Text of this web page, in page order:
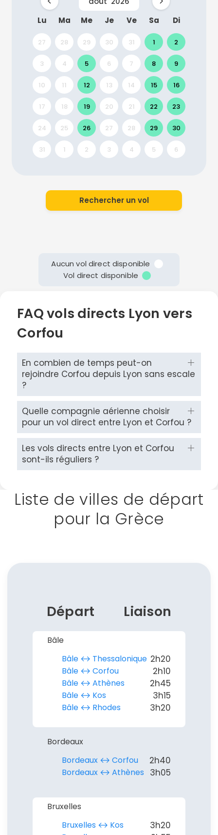
Lu
Ma Me Je Ve Sa Di
27 28 29 30 31 1 2
3 4 5 6 7 8 9
10 11 12 13 14 15 16
17 18 19 20 21 22 23
24 25 26 27 28 29 30
31 1 2 3 4 5 6
Rechercher un vol
Aucun vol direct disponible
Vol direct disponible
FAQ vols directs Lyon vers
Corfou
En combien de temps peut-on
rejoindre Corfou depuis Lyon sans escale
?
Quelle compagnie aérienne choisir
pour un vol direct entre Lyon et Corfou ?
Les vols directs entre Lyon et Corfou
sont-ils réguliers ?
Liste de villes de départ
pour la Grèce
Départ Liaison
Bâle
Bâle ↔︎ Thessalonique 2h20
Bâle ↔︎ Corfou 2h10
Bâle ↔︎ Athènes 2h45
Bâle ↔︎ Kos 3h15
Bâle ↔︎ Rhodes 3h20
Bordeaux
Bordeaux ↔︎ Corfou
2h40
Bordeaux ↔︎ Athènes 3h05
Bruxelles
Bruxelles ↔︎ Kos
3h20